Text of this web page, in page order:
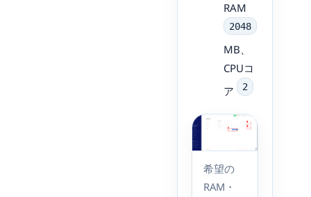
RAM
2048
MB、
CPUコ
ア
2
希望の
RAM・